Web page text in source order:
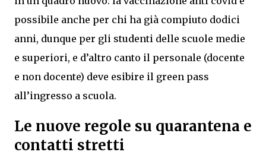
possibile anche per chi ha già compiuto dodici
anni, dunque per gli studenti delle scuole medie
e superiori, e d’altro canto il personale (docente
e non docente) deve esibire il green pass
all’ingresso a scuola.
Le nuove regole su quarantena e
contatti stretti